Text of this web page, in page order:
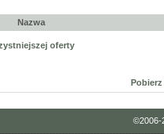
Nazwa
oferty
©2006-